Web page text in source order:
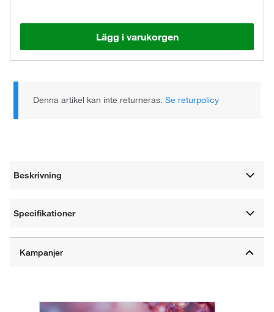
Lägg i varukorgen
Denna artikel kan inte returneras.Se returpolicy
Beskrivning
Specifikationer